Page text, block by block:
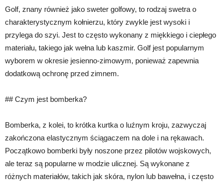
Golf, znany również jako sweter golfowy, to rodzaj swetra o
charakterystycznym kołnierzu, który zwykle jest wysoki i
przylega do szyi. Jest to często wykonany z miękkiego i ciepłego
materiału, takiego jak wełna lub kaszmir. Golf jest popularnym
wyborem w okresie jesienno-zimowym, ponieważ zapewnia
dodatkową ochronę przed zimnem.
## Czym jest bomberka?
Bomberka, z kolei, to krótka kurtka o luźnym kroju, zazwyczaj
zakończona elastycznym ściągaczem na dole i na rękawach.
Początkowo bomberki były noszone przez pilotów wojskowych,
ale teraz są popularne w modzie ulicznej. Są wykonane z
różnych materiałów, takich jak skóra, nylon lub bawełna, i często